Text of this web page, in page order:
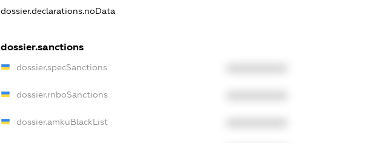
dossier.declarations.noData
dossier.sanctions
dossier.specSanctions
dossier.rnboSanctions
dossier.amkuBlackList